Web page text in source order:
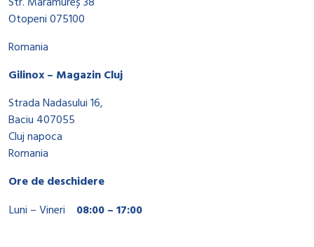
Otopeni 075100
Romania
Gilinox – Magazin Cluj
Strada Nadasului 16,
Baciu 407055
Cluj napoca
Romania
Ore de deschidere
Luni – Vineri
08:00 – 17:00